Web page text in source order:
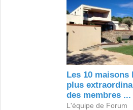
Les 10 maisons
plus
des membres ...
L'équipe de Forum